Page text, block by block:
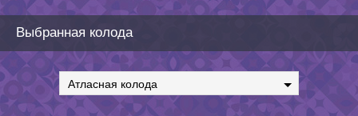
Выбранная колода
Атласная колода